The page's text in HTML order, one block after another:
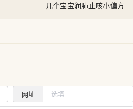
几个宝宝润肺止咳小偏方
网址